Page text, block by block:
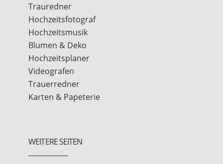
Trauredner
Hochzeitsfotograf
Hochzeitsmusik
Blumen & Deko
Hochzeitsplaner
Videografen
Trauerredner
Karten & Papeterie
WEITERE SEITEN